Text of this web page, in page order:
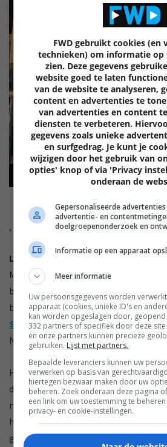
,
Luidsprekers van Pio Sound
Met Colorfly en Opalum hebben we
bij Viertron, maar omdat alle goede
bestaan hebben ze er nog eentje aan
Sound. Dat is een nieuw
Nederland.
Het ontwerp van deze luidsprekers
de aarde. Zo zijn er maar liefst dertig
naar aanleiding van het ontwerp.
het meest bijzondere aspect het
gezien is dat bij elektrostaten
FWD gebruikt cookies (en
technieken) om informatie op
zien. Deze gegevens
website goed te laten
van de website te analyseren,
content en advertenties te
van advertenties en content
diensten te verbeteren.
gegevens zoals unieke
en surfgedrag. Je kunt je
wijzigen door het gebruik van
opties' knop of via 'Privacy
onderaan de
Gepersonaliseerde
advertentie- en
doelgroepenonderzoek en
Informatie op een apparaat
Meer informatie
Uw persoonsgegevens worden
apparaat (cookies, unieke ID's en
kan worden opgeslagen door,
332 partners of specifiek door deze
en onze partners kunnen precieze
gebruiken. Lijst met partners.
Bepaalde leveranciers kunnen uw
verwerken op basis van
hiertegen bezwaar maken door uw
beheren. Zoek onderaan deze pagina
een link om uw toestemming te
privacy- en cookie-instellingen.